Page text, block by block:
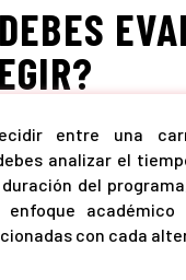
entre una
analizar el
del
académico
con cada